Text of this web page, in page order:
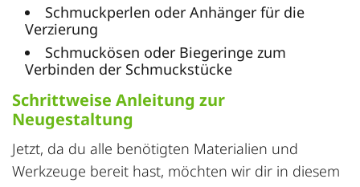
Schmuckperlen oder Anhänger für die
Verzierung
Schmuckösen oder Biegeringe zum
Verbinden der Schmuckstücke
Schrittweise Anleitung zur
Neugestaltung
Jetzt, da du alle benötigten Materialien und
Werkzeuge bereit hast, möchten wir dir in diesem